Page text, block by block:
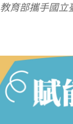
教育部攜手國立